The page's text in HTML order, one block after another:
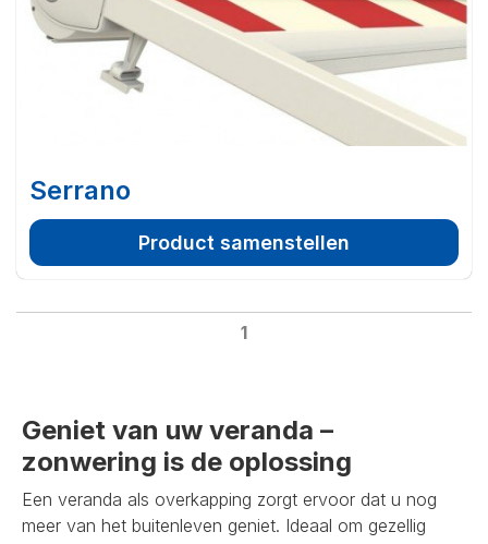
Serrano
Product samenstellen
1
Geniet van uw veranda –
zonwering is de oplossing
Een veranda als overkapping zorgt ervoor dat u nog
meer van het buitenleven geniet. Ideaal om gezellig